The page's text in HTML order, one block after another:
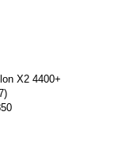
X2 4400+